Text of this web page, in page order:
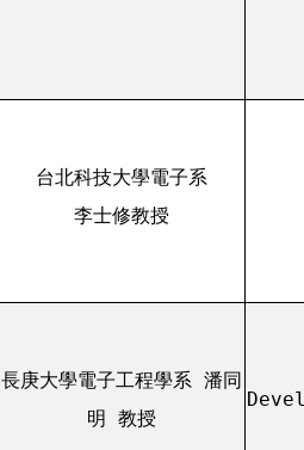
台北科技大學電子系
李士修教授
長庚大學電子工程學系 潘同
明 教授